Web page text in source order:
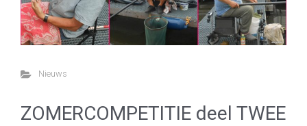
Nieuws
ZOMERCOMPETITIE deel TWEE